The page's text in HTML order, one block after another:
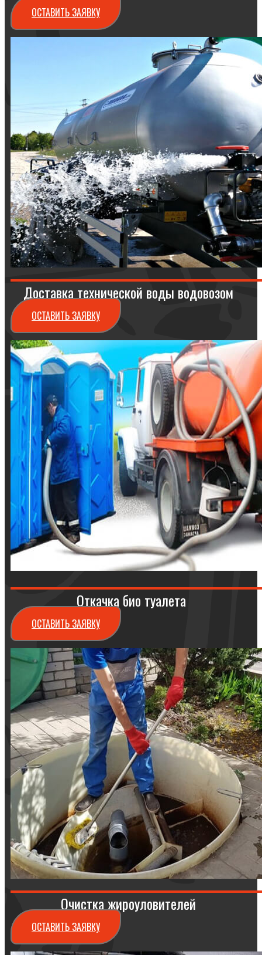
ОСТАВИТЬ ЗАЯВКУ
Доставка технической воды водовозом
ОСТАВИТЬ ЗАЯВКУ
Откачка био туалета
ОСТАВИТЬ ЗАЯВКУ
Очистка жироуловителей
ОСТАВИТЬ ЗАЯВКУ